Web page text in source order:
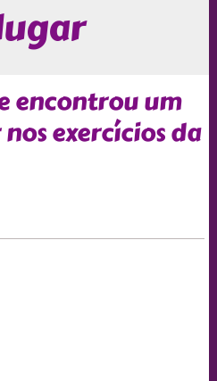
encontrou um
exercícios da